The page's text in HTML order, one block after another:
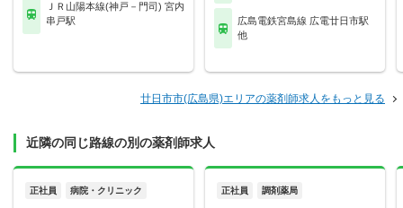
ＪＲ山陽本線(神戸－門司) 宮内
串戸駅
広島電鉄宮島線 広電廿日市駅
他
廿日市市(広島県)エリアの薬剤師求人をもっと見る
近隣の同じ路線の別の薬剤師求人
正社員 病院・クリニック 正社員 調剤薬局